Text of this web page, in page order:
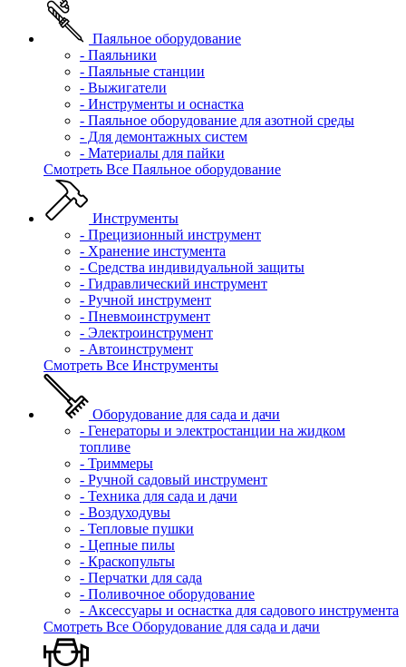
Паяльное оборудование
- Паяльники
- Паяльные станции
- Выжигатели
- Инструменты и оснастка
- Паяльное оборудование для азотной среды
- Для демонтажных систем
- Материалы для пайки
Смотреть Все Паяльное оборудование
Инструменты
- Прецизионный инструмент
- Хранение инстумента
- Средства индивидуальной защиты
- Гидравлический инструмент
- Ручной инструмент
- Пневмоинструмент
- Электроинструмент
- Автоинструмент
Смотреть Все Инструменты
Оборудование для сада и дачи
- Генераторы и электростанции на жидком
топливе
- Триммеры
- Ручной садовый инструмент
- Техника для сада и дачи
- Воздуходувы
- Тепловые пушки
- Цепные пилы
- Краскопульты
- Перчатки для сада
- Поливочное оборудование
- Аксессуары и оснастка для садового инструмента
Смотреть Все Оборудование для сада и дачи